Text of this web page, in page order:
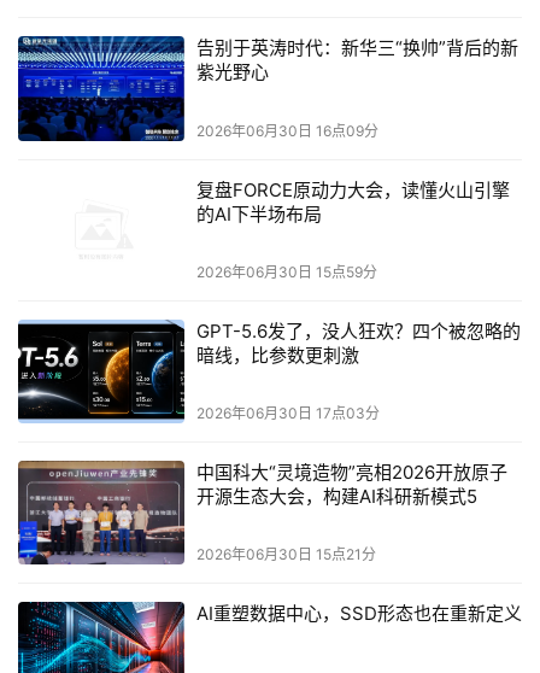
再只是消费级市场的替补，而是开始承接中国互联网最核心
的算力基础设施需求。
长鑫的底气来自实打实的产能爬坡。
2026年第一季度其DRAM销售收入环比暴增 115%，全球市
稳居第四。
美国半导体分析机构SemiAnalysis预测，
的目标也已排上日程。
更关键的是，长鑫科技
注册的批文，拟募资 295亿元，这是科创板史上第二大IPO
项目，规模仅次于中芯国际的532亿元 。
资本与产能双轮驱动， 长鑫正在高度垄断的DRAM市场里撕
开一道越来越大的口子。
·
告别于英涛时代：新华三“换帅”背后的新
紫光野心
2026年06月30日 16点09分
复盘FORCE原动力大会，读懂火山引擎
的AI下半场布局
2026年06月30日 15点59分
GPT-5.6发了，没人狂欢？四个被忽略的
暗线，比参数更刺激
2026年06月30日 17点03分
中国科大“灵境造物”亮相2026开放原子
开源生态大会，构建AI科研新模式5
2026年06月30日 15点21分
AI重塑数据中心，SSD形态也在重新定义